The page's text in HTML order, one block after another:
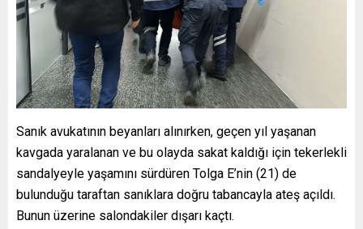
Sanık avukatının beyanları alınırken, geçen yıl yaşanan
kavgada yaralanan ve bu olayda sakat kaldığı için tekerlekli
sandalyeyle yaşamını sürdüren Tolga E’nin (21) de
bulunduğu taraftan sanıklara doğru tabancayla ateş açıldı.
Bunun üzerine salondakiler dışarı kaçtı.